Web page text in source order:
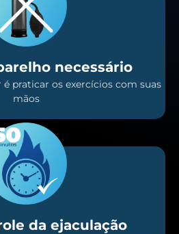
necessário
é praticar os exercícios com suas
mãos
da ejaculação